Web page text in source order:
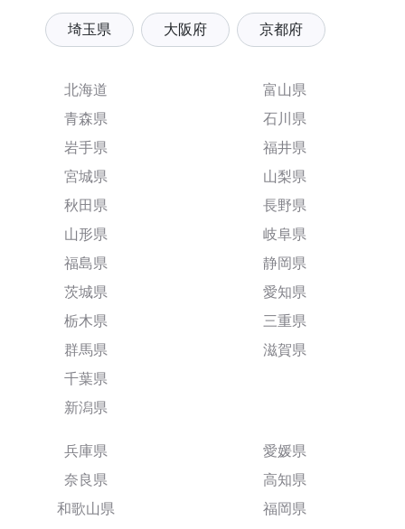
埼玉県 大阪府 京都府
北海道
青森県
岩手県
宮城県
秋田県
山形県
福島県
茨城県
栃木県
群馬県
千葉県
新潟県
富山県
石川県
福井県
山梨県
長野県
岐阜県
静岡県
愛知県
三重県
滋賀県
兵庫県
奈良県
和歌山県
愛媛県
高知県
福岡県